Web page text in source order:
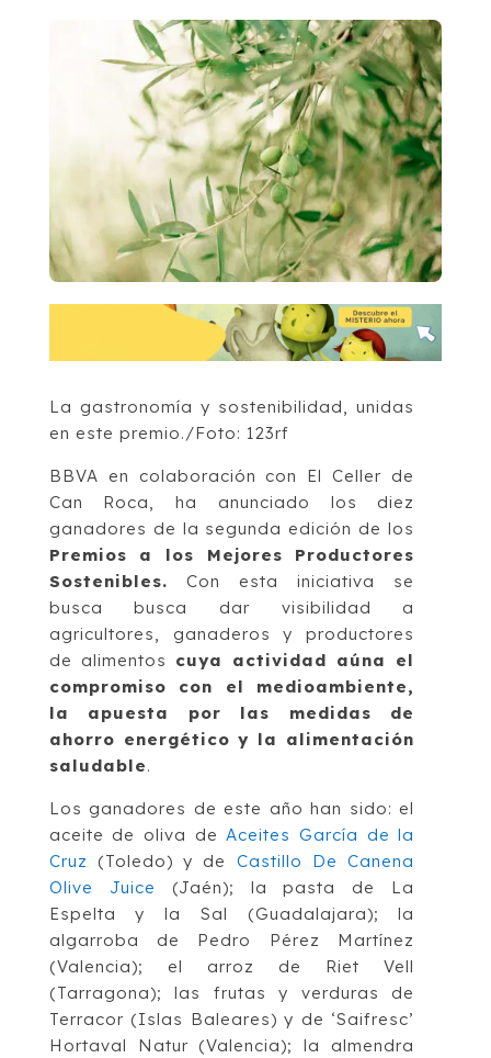
La gastronomía y sostenibilidad, unidas
en este premio./Foto: 123rf
BBVA en colaboración con El Celler de
Can Roca, ha anunciado los diez
ganadores de la segunda edición de los
Premios a los Mejores Productores
Sostenibles. Con esta iniciativa se
busca busca dar visibilidad a
agricultores, ganaderos y productores
de alimentos cuya actividad aúna el
compromiso con el medioambiente,
la apuesta por las medidas de
ahorro energético y la alimentación
saludable.
Los ganadores de este año han sido: el
aceite de oliva deAceites García de la
Cruz (Toledo) y de Castillo De Canena
Olive Juice (Jaén); la pasta de La
Espelta y la Sal (Guadalajara); la
algarroba de Pedro Pérez Martínez
(Valencia); el arroz de Riet Vell
(Tarragona); las frutas y verduras de
Terracor (Islas Baleares) y de ‘Saifresc’
Hortaval Natur (Valencia); la almendra